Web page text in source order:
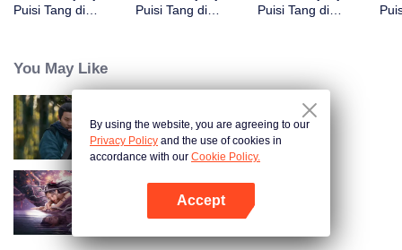
Puisi Tang di
Puisi Tang di
Puisi Tang di
You May Like
Pendekar Tersembunyi
Nightmare Spirit Snake Record
By using the website, you are agreeing to our
Privacy Policy and the use of cookies in
accordance with our Cookie Policy.
Accept